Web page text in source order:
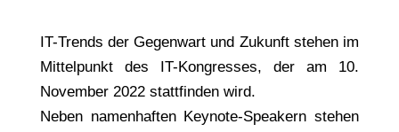
IT-Trends der Gegenwart und Zukunft stehen im
Mittelpunkt des IT-Kongresses, der am 10.
November 2022 stattfinden wird.
Neben namenhaften Keynote-Speakern stehen